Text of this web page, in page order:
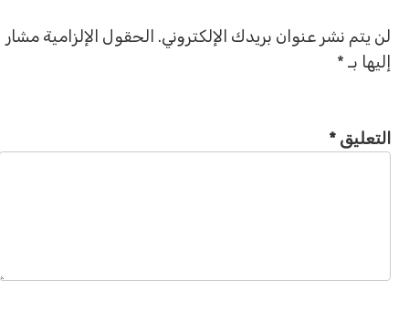
لن يتم نشر عنوان بريدك الإلكتروني. الحقول الإلزامية مشار
إليها بـ *
التعليق*